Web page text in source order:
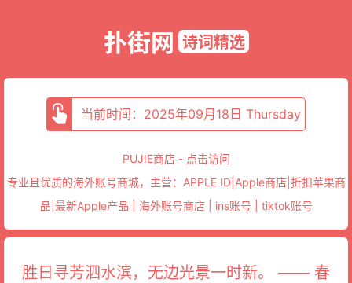
扑街网 诗词精选
当前时间：2025年09月18日 Thursday
PUJIE商店 - 点击访问
专业且优质的海外账号商城，主营：APPLE ID|Apple商店|折扣苹果商
品|最新Apple产品 | 海外账号商店 | ins账号 | tiktok账号
胜日寻芳泗水滨，无边光景一时新。 —— 春